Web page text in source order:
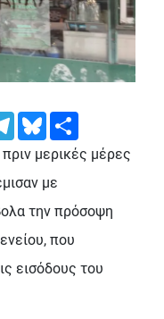
TelegramBluesky
μερικές μέρες
με
την πρόσοψη
που
εισόδους του